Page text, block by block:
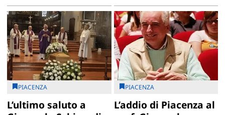
PIACENZA
L’ultimo saluto a
PIACENZA
L’addio di Piacenza al